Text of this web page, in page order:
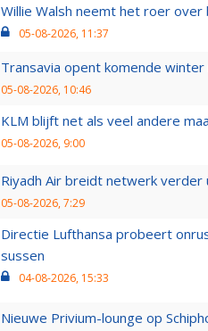
Willie Walsh neemt het roer
05-08-2026, 11:37
Transavia opent komende
05-08-2026, 10:46
KLM blijft net als veel andere
05-08-2026, 9:00
Riyadh Air breidt netwerk
05-08-2026, 7:29
Directie Lufthansa probeert
sussen
04-08-2026, 15:33
Nieuwe Privium-lounge op